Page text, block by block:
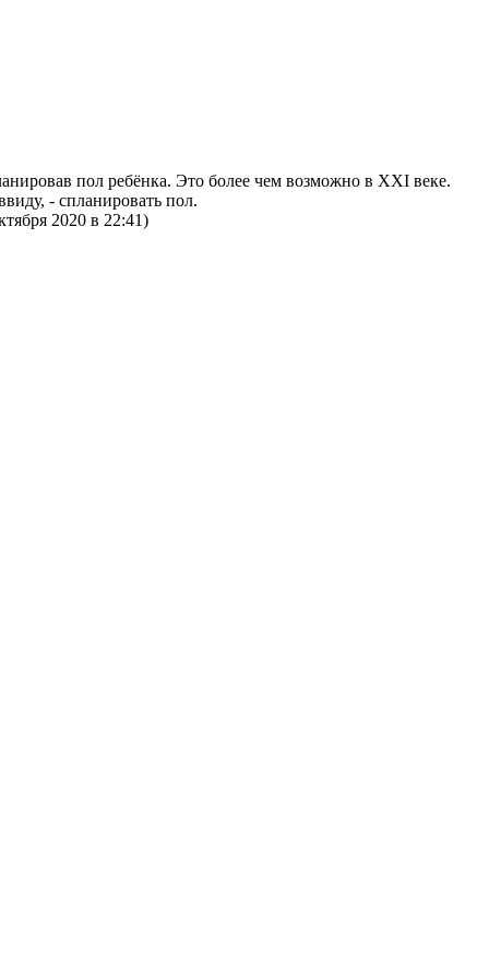
пол ребёнка. Это более чем возможно в XXI веке.
- спланировать пол.
2020 в 22:41)